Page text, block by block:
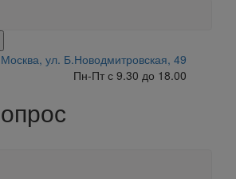
Москва, ул. Б.Новодмитровская, 49
Пн-Пт с 9.30 до 18.00